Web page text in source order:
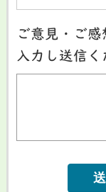
ご意見・ご
入力し送信く